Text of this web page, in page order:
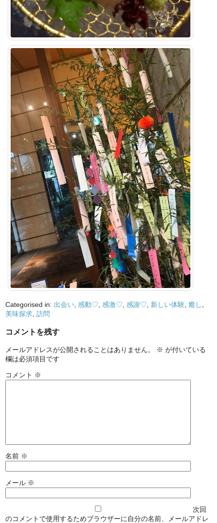
Categorised in: 出会い 感動♡ 感激♡ 感謝♡ 新しい体験 ,癒し
美味探求 ,訪問
コメントを残す
メールアドレスが公開されることはありません。 ※ が付いている
欄は必須項目です
コメント ※
名前 ※
メール ※
次回
のコメントで使用するためブラウザーに自分の名前、メールアドレ